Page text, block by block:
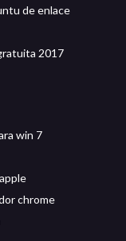
de enlace
2017
win 7
chrome